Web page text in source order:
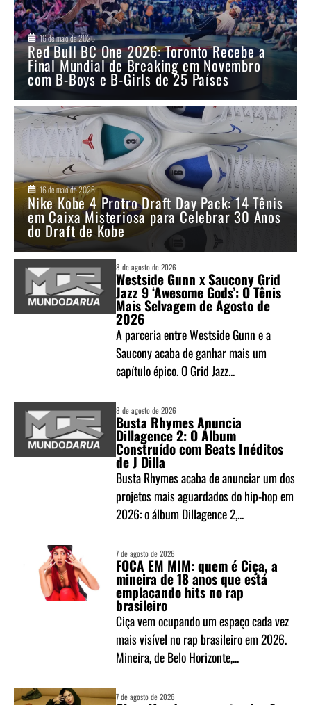
16 de maio de 2026
Red Bull BC One 2026: Toronto Recebe a
Final Mundial de Breaking em Novembro
com B-Boys e B-Girls de 25 Países
16 de maio de 2026
Nike Kobe 4 Protro Draft Day Pack: 14 Tênis
em Caixa Misteriosa para Celebrar 30 Anos
do Draft de Kobe
8 de agosto de 2026
Westside Gunn x Saucony Grid
Jazz 9 ‘Awesome Gods’: O Tênis
Mais Selvagem de Agosto de
2026
A parceria entre Westside Gunn e a
Saucony acaba de ganhar mais um
capítulo épico. O Grid Jazz...
8 de agosto de 2026
Busta Rhymes Anuncia
Dillagence 2: O Álbum
Construído com Beats Inéditos
de J Dilla
Busta Rhymes acaba de anunciar um dos
projetos mais aguardados do hip-hop em
2026: o álbum Dillagence 2,...
7 de agosto de 2026
FOCA EM MIM: quem é Ciça, a
mineira de 18 anos que está
emplacando hits no rap
brasileiro
Ciça vem ocupando um espaço cada vez
mais visível no rap brasileiro em 2026.
Mineira, de Belo Horizonte,...
7 de agosto de 2026